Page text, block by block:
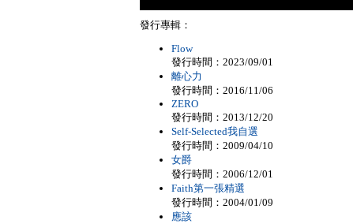
發行專輯：
Flow
發行時間：2023/09/01
離心力
發行時間：2016/11/06
ZERO
發行時間：2013/12/20
Self-Selected我自選
發行時間：2009/04/10
女爵
發行時間：2006/12/01
Faith第一張精選
發行時間：2004/01/09
應該